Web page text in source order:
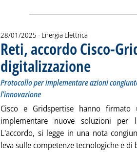
28/01/2025 - Energia Elettrica
Reti, accordo Cisco-
digitalizzazione . Sottotitolo:
. Pubblicata
Protocollo per implementare azioni
l'innovazione
Cisco e Gridspertise hanno
implementare nuove soluzioni per
L'accordo, si legge in una nota
leva sulle competenze tecnologiche e di